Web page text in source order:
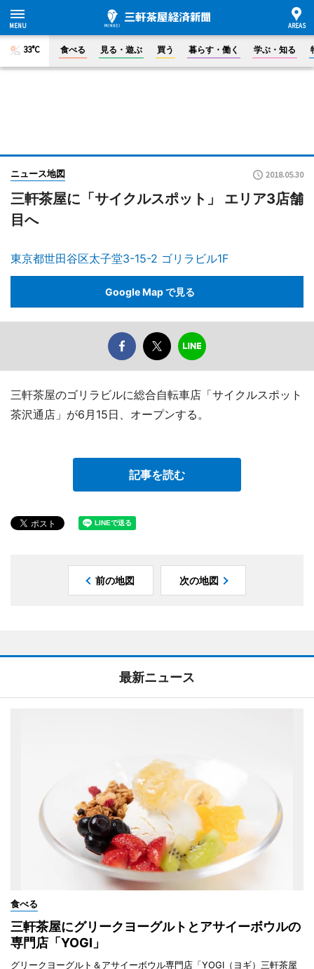
33°C 食べる 見る・遊ぶ 買う 暮らす・働く 学ぶ・知る
ニュース地図 2018.05.30
三軒茶屋に「サイクルスポット」 エリア3店舗
目へ
東京都世田谷区太子堂3-15-2 ゴリラビル1F
Google Map で見る
三軒茶屋のゴリラビルに総合自転車店「サイクルスポット
茶沢通店」が6月15日、オープンする。
記事を読む
前の地図 次の地図
最新ニュース
食べる
三軒茶屋にグリークヨーグルトとアサイーボウルの
専門店「YOGI」
グリークヨーグルト＆アサイーボウル専門店「YOGI（ヨギ）三軒茶屋